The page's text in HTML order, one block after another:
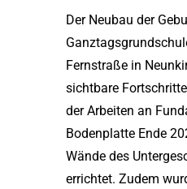
Der Neubau der
Fernstraße in
sichtbare
der Arbeiten an
Bodenplatte Ende
Wände des
errichtet. Zudem